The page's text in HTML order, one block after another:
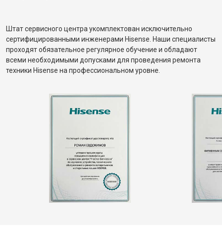
Штат сервисного центра укомплектован исключительно
сертифицированными инженерами Hisense. Наши специалисты
проходят обязательное регулярное обучение и обладают
всеми необходимыми допусками для проведения ремонта
техники Hisense на профессиональном уровне.